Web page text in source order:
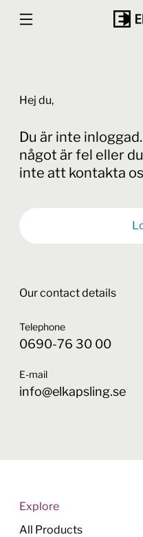
Hej du,
Du är inte
något är fel eller
inte att kontakta
Our contact details
Telephone
0690-76 30 00
E-mail
info@elkapsling.se
Explore
All Products